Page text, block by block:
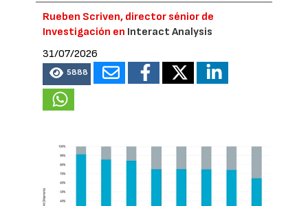
Rueben Scriven, director sénior de
Investigación en Interact Analysis
31/07/2026
5888